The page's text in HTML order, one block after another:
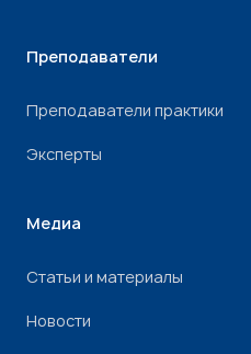
Преподаватели
Преподаватели практики
Эксперты
Медиа
Статьи и материалы
Новости